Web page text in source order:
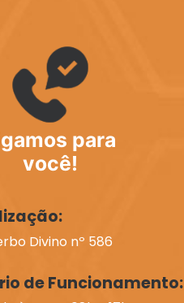
para
você!
Divino nº 586
de Funcionamento: